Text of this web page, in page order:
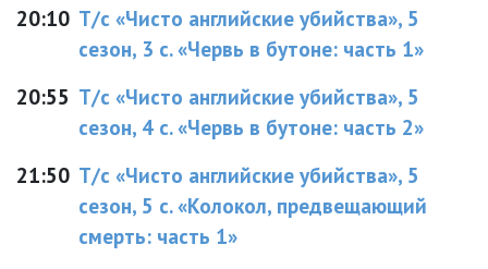
20:10 Т/с «Чисто английские убийства», 5
сезон, 3 с. «Червь в бутоне: часть 1»
20:55 Т/с «Чисто английские убийства», 5
сезон, 4 с. «Червь в бутоне: часть 2»
21:50 Т/с «Чисто английские убийства», 5
сезон, 5 с. «Колокол, предвещающий
смерть: часть 1»